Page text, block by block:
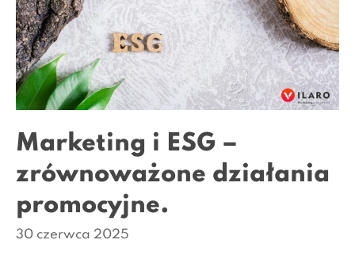
Marketing i ESG –
zrównoważone działania
promocyjne.
30 czerwca 2025